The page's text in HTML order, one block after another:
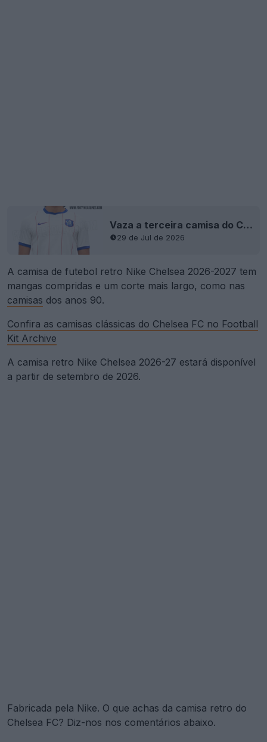
Vaza a terceira camisa do Chelsea para 26-27
29 de Jul de 2026
A camisa de futebol retro Nike Chelsea 2026-2027 tem
mangas compridas e um corte mais largo, como nas
camisas dos anos 90.
Confira as camisas clássicas do Chelsea FC no Football
Kit Archive
A camisa retro Nike Chelsea 2026-27 estará disponível
a partir de setembro de 2026.
Fabricada pela Nike. O que achas da camisa retro do
Chelsea FC? Diz-nos nos comentários abaixo.